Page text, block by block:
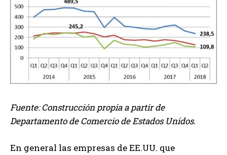
Fuente: Construcción propia a partir de
Departamento de Comercio de Estados Unidos.
En general las empresas de EE.UU. que